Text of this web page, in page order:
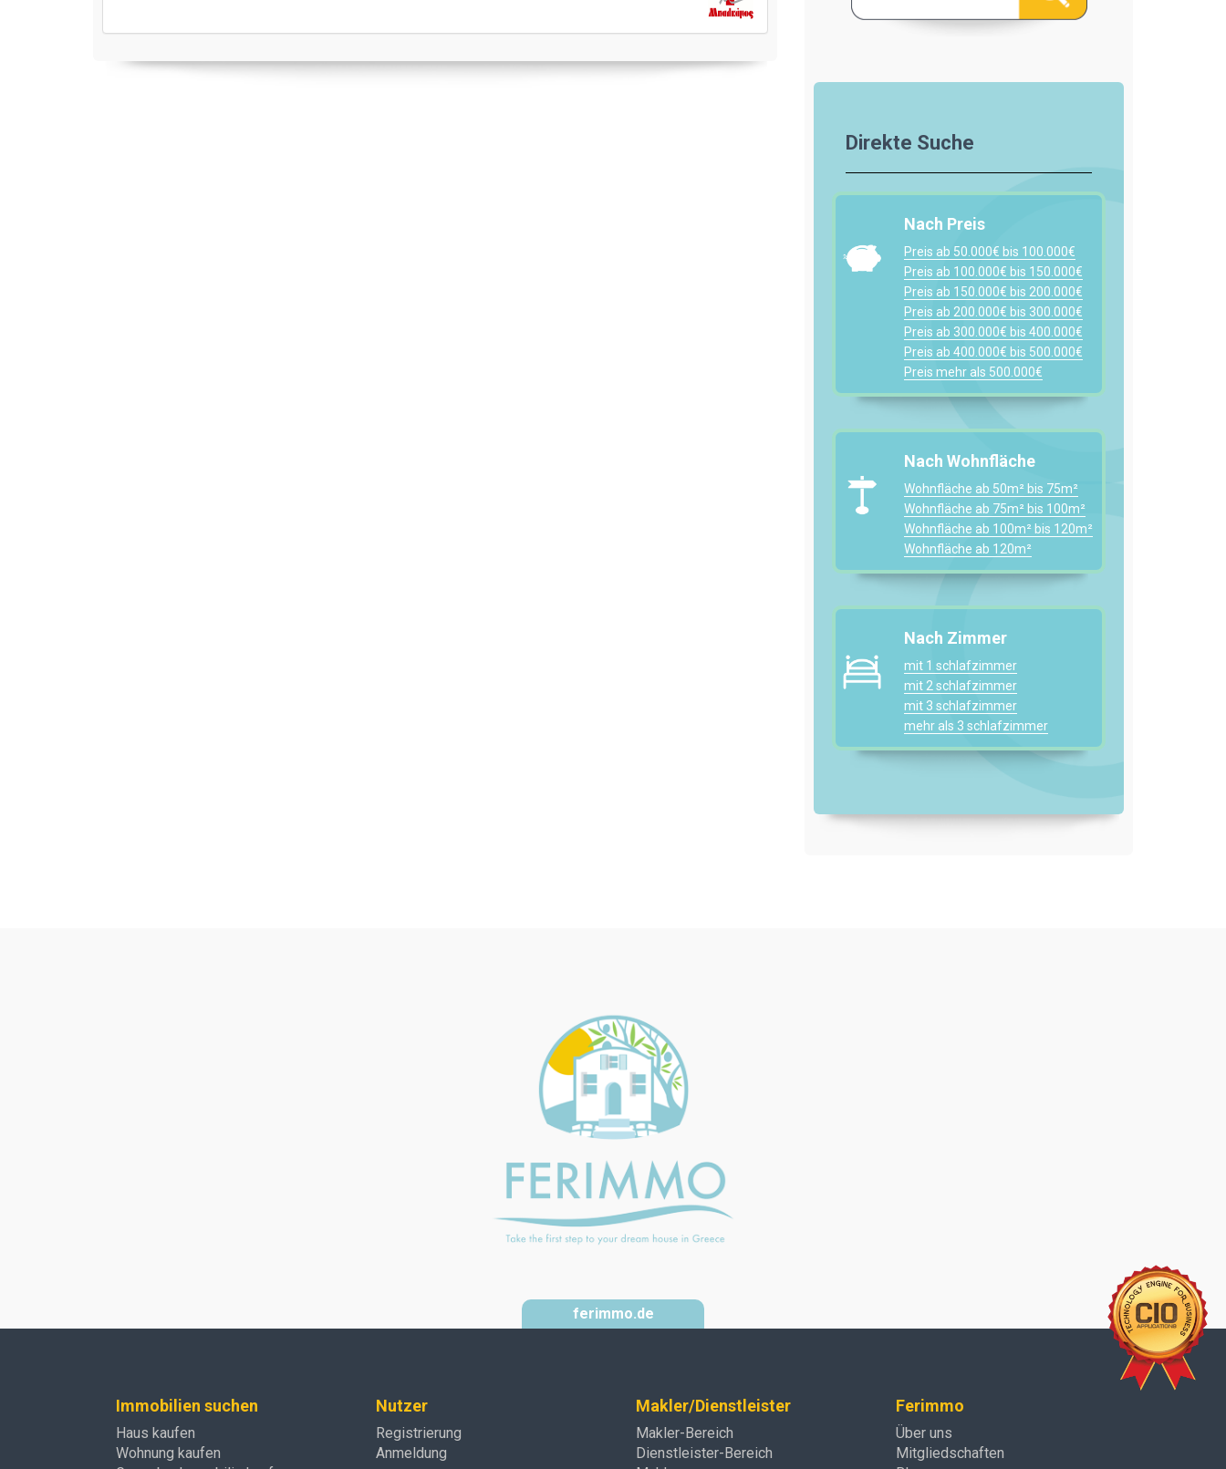
Direkte Suche
Nach Preis
Preis ab 50.000€ bis 100.000€
Preis ab 100.000€ bis 150.000€
Preis ab 150.000€ bis 200.000€
Preis ab 200.000€ bis 300.000€
Preis ab 300.000€ bis 400.000€
Preis ab 400.000€ bis 500.000€
Preis mehr als 500.000€
Nach Wohnfläche
Wohnfläche ab 50m² bis 75m²
Wohnfläche ab 75m² bis 100m²
Wohnfläche ab 100m² bis 120m²
Wohnfläche ab 120m²
Nach Zimmer
mit 1 schlafzimmer
mit 2 schlafzimmer
mit 3 schlafzimmer
mehr als 3 schlafzimmer
ferimmo.de
Immobilien suchen
Haus kaufen
Wohnung kaufen
Nutzer
Registrierung
Anmeldung
Makler/Dienstleister
Makler-Bereich
Dienstleister-Bereich
Ferimmo
Über uns
Mitgliedschaften